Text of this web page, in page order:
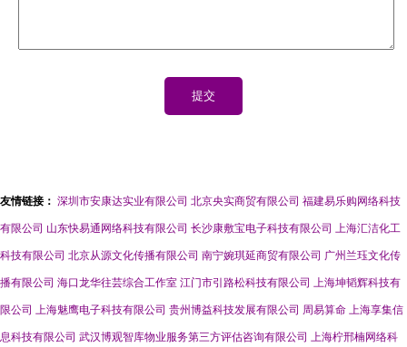
友情链接： 深圳市安康达实业有限公司 北京央实商贸有限公司 福建易乐购网络科技
有限公司 山东快易通网络科技有限公司 长沙康敷宝电子科技有限公司 上海汇洁化工
科技有限公司 北京从源文化传播有限公司 南宁婉琪延商贸有限公司 广州兰珏文化传
播有限公司 海口龙华往芸综合工作室 江门市引路松科技有限公司 上海坤韬辉科技有
限公司 上海魅鹰电子科技有限公司 贵州博益科技发展有限公司 周易算命 上海享集信
息科技有限公司 武汉博观智库物业服务第三方评估咨询有限公司 上海柠邢楠网络科